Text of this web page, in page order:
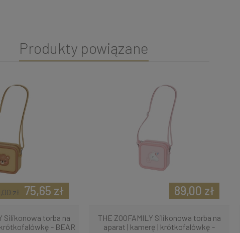
Produkty powiązane
Silikonowa torba na
- BEAR
75,65 zł
zł
THE ZOOFAMILY Silikonowa torba na
aparat | kamerę | krótkofalówkę -
89,00 zł